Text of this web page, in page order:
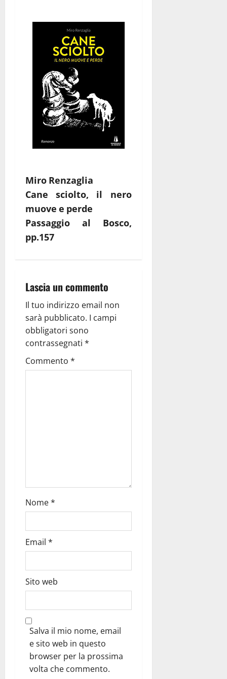
Miro Renzaglia
Cane sciolto, il nero
muove e perde
Passaggio al Bosco,
pp.157
Lascia un commento
Il tuo indirizzo email non
sarà pubblicato. I campi
obbligatori sono
contrassegnati *
Commento *
Nome*
Email *
Sito web
Salva il mio nome, email
e sito web in questo
browser per la prossima
volta che commento.